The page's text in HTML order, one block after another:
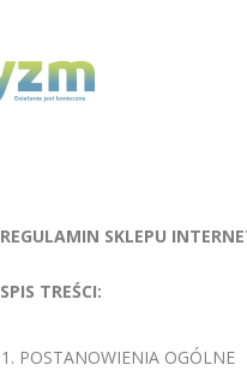
REGULAMIN SKLEPU
SPIS TREŚCI:
POSTANOWIENIA OGÓLNE